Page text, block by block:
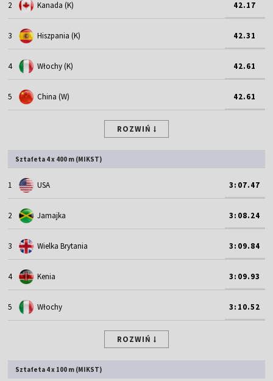
2 Kanada (K) 42.17
3 Hiszpania (K) 42.31
4 Włochy (K) 42.61
5 China (W) 42.61
ROZWIŃ
Sztafeta 4 x 400 m (MIKST)
1 USA 3:07.47
2 Jamajka 3:08.24
3 Wielka Brytania 3:09.84
4 Kenia 3:09.93
5 Włochy 3:10.52
ROZWIŃ
Sztafeta 4 x 100 m (MIKST)